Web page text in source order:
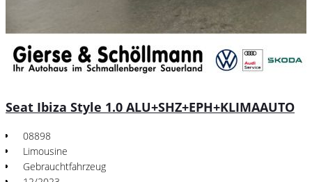
Seat Ibiza Style 1.0 ALU+SHZ+EPH+KLIMAAUTO
08898
Limousine
Gebrauchtfahrzeug